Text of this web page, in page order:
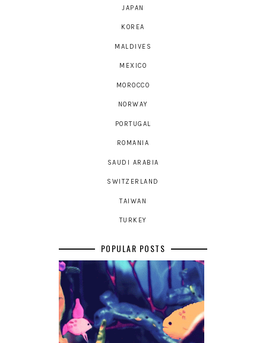
JAPAN
KOREA
MALDIVES
MEXICO
MOROCCO
NORWAY
PORTUGAL
ROMANIA
SAUDI ARABIA
SWITZERLAND
TAIWAN
TURKEY
POPULAR POSTS